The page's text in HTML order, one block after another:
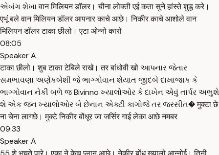
એબંગ શેખા वान मिलियन डॉलर। चीना लोक्ती एई कता सुने हांस्ते शुडू करे।
एभूं बले वान मिलियन डॉलर आपनार काचे आछे। निकीर काचे आशोले वान
मिलियन डॉलर टाका छीलो। एटा ओन्नो कारो
08:05
Speaker A
टाका छीलो। शुब टाका टेबिले राखे। तर बांधोवी खो આપનાર જેતાર
સમભાવણા અણેકબેશી જે ભાગ્ગોવાન શેયાત જીદબે દાખાજાક કે
ભાગ્ગોવાન નેકી બળે જ Bivinno ખ્યાલોઓર કે દાખેન એવું તાર્પર અભુશે
શે એક જન ખ્યાલોઓર બે છેનાન એક્ટી કાગોજે તર જરસીત� मुक्टा छे
ना चेना लागछे। मुक्टे निकीर बोंधूर जा जर्सिर गाई लेका आछे नमबर
09:33
Speaker A